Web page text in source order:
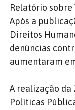
Relatório
Após a
Direitos
denúncias
aumentaram
A realização da
Políticas